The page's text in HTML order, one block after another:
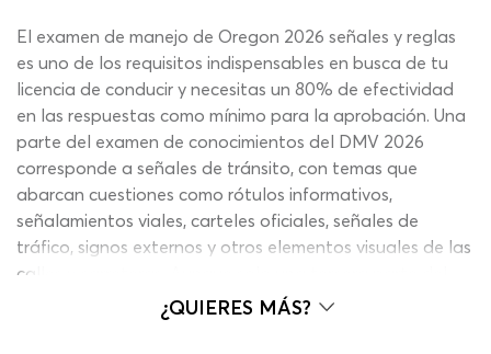
El examen de manejo de Oregon 2026 señales y reglas
es uno de los requisitos indispensables en busca de tu
licencia de conducir y necesitas un 80% de efectividad
en las respuestas como mínimo para la aprobación. Una
parte del examen de conocimientos del DMV 2026
corresponde a señales de tránsito, con temas que
abarcan cuestiones como rótulos informativos,
señalamientos viales, carteles oficiales, señales de
tráfico, signos externos y otros elementos visuales de las
calles y carreteras. Aunque solo una tercera parte del
cuestionario se basa en señales de transito de Oregon,
solo con consultar el manual del conductor de Oregon
¿QUIERES MÁS?